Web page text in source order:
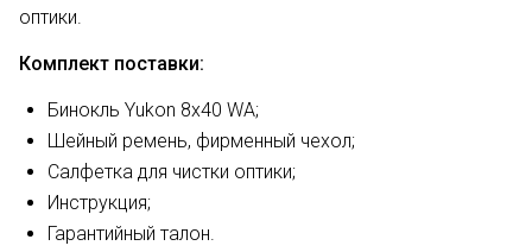
оптики.
Комплект поставки:
Бинокль Yukon 8х40 WA;
Шейный ремень, фирменный чехол;
Салфетка для чистки оптики;
Инструкция;
Гарантийный талон.